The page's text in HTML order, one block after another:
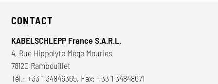
CONTACT
KABELSCHLEPP France S.A.R.L.
4, Rue Hippolyte Mège Mouries
78120 Rambouillet
Tél.: +33 1 34846365, Fax: +33 1 34848671